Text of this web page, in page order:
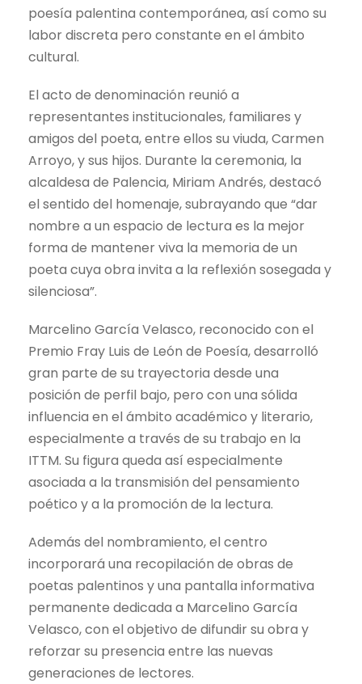
poesía palentina contemporánea, así como su
labor discreta pero constante en el ámbito
cultural.
El acto de denominación reunió a
representantes institucionales, familiares y
amigos del poeta, entre ellos su viuda, Carmen
Arroyo, y sus hijos. Durante la ceremonia, la
alcaldesa de Palencia, Miriam Andrés, destacó
el sentido del homenaje, subrayando que “dar
nombre a un espacio de lectura es la mejor
forma de mantener viva la memoria de un
poeta cuya obra invita a la reflexión sosegada y
silenciosa”.
Marcelino García Velasco, reconocido con el
Premio Fray Luis de León de Poesía, desarrolló
gran parte de su trayectoria desde una
posición de perfil bajo, pero con una sólida
influencia en el ámbito académico y literario,
especialmente a través de su trabajo en la
ITTM. Su figura queda así especialmente
asociada a la transmisión del pensamiento
poético y a la promoción de la lectura.
Además del nombramiento, el centro
incorporará una recopilación de obras de
poetas palentinos y una pantalla informativa
permanente dedicada a Marcelino García
Velasco, con el objetivo de difundir su obra y
reforzar su presencia entre las nuevas
generaciones de lectores.